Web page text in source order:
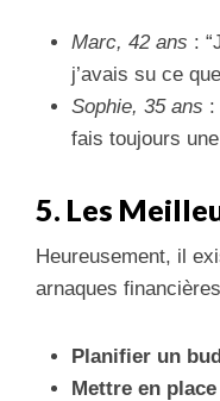
Marc, 42 ans :
j’avais su ce
Sophie, 35 ans :
fais toujours
5. Les
Heureusement, il
arnaques
Planifier un
Mettre en